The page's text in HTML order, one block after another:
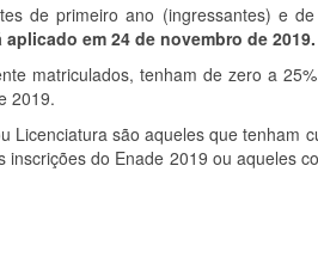
de primeiro ano (ingressantes) e
aplicado em 24 de novembro de 2019.
matriculados, tenham de zero a
2019.
Licenciatura são aqueles que tenham
do Enade 2019 ou aqueles